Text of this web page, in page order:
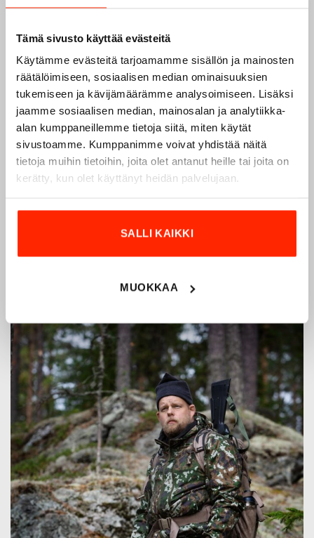
Tämä sivusto käyttää evästeitä
Käytämme evästeitä tarjoamamme sisällön ja mainosten
räätälöimiseen, sosiaalisen median ominaisuuksien
tukemiseen ja kävijämäärämme analysoimiseen. Lisäksi
jaamme sosiaalisen median, mainosalan ja analytiikka-
alan kumppaneillemme tietoja siitä, miten käytät
sivustoamme. Kumppanimme voivat yhdistää näitä
tietoja muihin tietoihin, joita olet antanut heille tai joita on
kerätty, kun olet käyttänyt heidän palvelujaan.
SALLI KAIKKI
MUOKKAA
Origopro – Suomalainen laatumerkki vuodesta
1975
on suomalainen turvallisuus- ja
ulkoiluvaatetukseen erikoistunut yritys, joka on toiminut
vuodesta 1975.
Origopro valmistaa laadukkaita vaatteita,
:n tuotteet on suunniteltu yhteistyössä käyttäjien
ja erikoisammattilaisten kanssa, joiden kokemus inspiroi